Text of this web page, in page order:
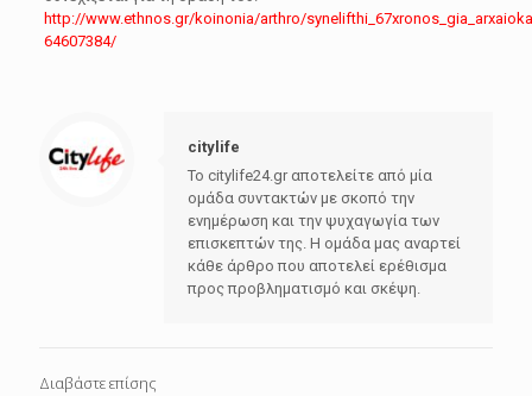
http://www.ethnos.gr/koinonia/arthro/
64607384/
citylife
Το citylife24.gr αποτελείτε από μία
ομάδα συντακτών με σκοπό την
ενημέρωση και την ψυχαγωγία των
επισκεπτών της. Η ομάδα μας αναρτεί
κάθε άρθρο που αποτελεί ερέθισμα
προς προβληματισμό και σκέψη.
Διαβάστε επίσης